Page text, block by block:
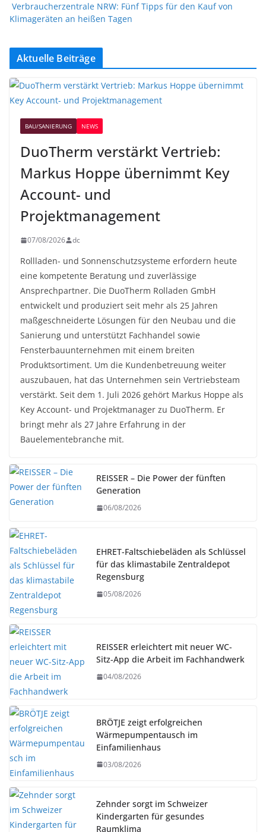
Verbraucherzentrale NRW: Fünf Tipps für den Kauf von
Klimageräten an heißen Tagen
Aktuelle Beiträge
BAU/SANIERUNG NEWS
DuoTherm verstärkt Vertrieb:
Markus Hoppe übernimmt Key
Account- und
Projektmanagement
07/08/2026 dc
Rollladen- und Sonnenschutzsysteme erfordern heute
eine kompetente Beratung und zuverlässige
Ansprechpartner. Die DuoTherm Rolladen GmbH
entwickelt und produziert seit mehr als 25 Jahren
maßgeschneiderte Lösungen für den Neubau und die
Sanierung und unterstützt Fachhandel sowie
Fensterbauunternehmen mit einem breiten
Produktsortiment. Um die Kundenbetreuung weiter
auszubauen, hat das Unternehmen sein Vertriebsteam
verstärkt. Seit dem 1. Juli 2026 gehört Markus Hoppe als
Key Account- und Projektmanager zu DuoTherm. Er
bringt mehr als 27 Jahre Erfahrung in der
Bauelementebranche mit.
REISSER – Die Power der fünften
Generation
06/08/2026
EHRET-Faltschiebeläden als Schlüssel
für das klimastabile Zentraldepot
Regensburg
05/08/2026
REISSER erleichtert mit neuer WC-
Sitz-App die Arbeit im Fachhandwerk
04/08/2026
BRÖTJE zeigt erfolgreichen
Wärmepumpentausch im
Einfamilienhaus
03/08/2026
Zehnder sorgt im Schweizer
Kindergarten für gesundes
Raumklima